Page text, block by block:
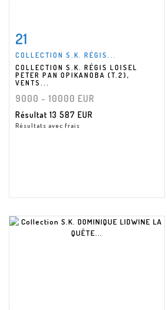
Fiche détaillée
21
COLLECTION S.K. RÉGIS...
COLLECTION S.K. RÉGIS LOISEL
PETER PAN OPIKANOBA (T.2),
VENTS...
9000 - 10000 EUR
Résultat 13 587 EUR
Résultats avec frais